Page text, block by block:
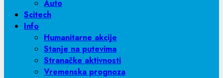
Auto
Scitech
Info
Humanitarne akcije
Stanje na putevima
Stranačke aktivnosti
Vremenska prognoza